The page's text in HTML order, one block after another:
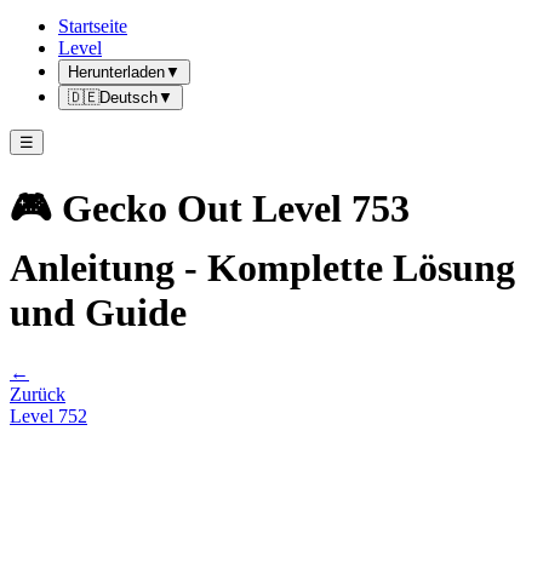
Startseite
Level
Herunterladen▼
🇩🇪Deutsch▼
☰
🎮 Gecko Out Level 753
Anleitung - Komplette Lösung
und Guide
←
Zurück
Level 752